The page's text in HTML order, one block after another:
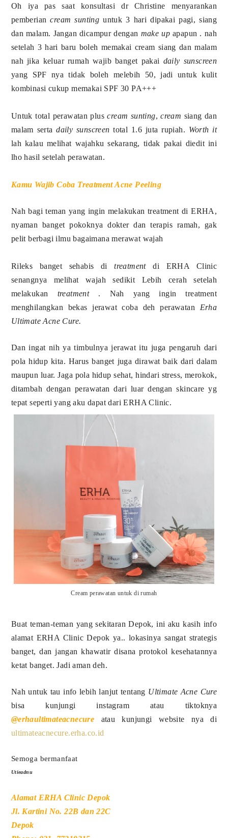
Oh iya pas saat konsultasi dr Christine menyarankan
pemberiancream sunting untuk 3 hari dipakai pagi, siang
dan malam. Jangan dicampur dengan make up apapun . nah
setelah 3 hari baru boleh memakai cream siang dan malam
nah jika keluar rumah wajib banget pakai daily sunscreen
yang SPF nya tidak boleh melebih 50, jadi untuk kulit
kombinasi cukup memakai SPF 30 PA+++
Untuk total perawatan pluscream sunting,cream siang dan
malam sertadaily sunscreen total 1.6 juta rupiah. Worth it
lah kalau melihat wajahku sekarang, tidak pakai diedit ini
lho hasil setelah perawatan.
Kamu Wajib Coba Treatment Acne Peeling
Nah bagi teman yang ingin melakukan treatment di ERHA,
nyaman banget pokoknya dokter dan terapis ramah, gak
pelit berbagi ilmu bagaimana merawat wajah
Rileks banget sehabis ditreatmentdi ERHA Clinic
senangnya melihat wajah sedikit Lebih cerah setelah
melakukan treatment. Nah yang ingin treatment
menghilangkan bekas jerawat coba deh perawatan Erha
Ultimate Acne Cure.
Dan ingat nih ya timbulnya jerawat itu juga pengaruh dari
pola hidup kita. Harus banget juga dirawat baik dari dalam
maupun luar. Jaga pola hidup sehat, hindari stress, merokok,
ditambah dengan perawatan dari luar dengan skincare yg
tepat seperti yang aku dapat dari ERHA Clinic.
Cream perawatan untuk di rumah
Buat teman-teman yang sekitaran Depok, ini aku kasih info
alamat ERHA Clinic Depok ya.. lokasinya sangat strategis
banget, dan jangan khawatir disana protokol kesehatannya
ketat banget. Jadi aman deh.
Nah untuk tau info lebih lanjut tentang Ultimate Acne Cure
bisa kunjungi instagram atau tiktoknya
@erhaultimateacnecure atau kunjungi website nya di
ultimateacnecure.erha.co.id
Semoga bermanfaat
Utieadnu
Alamat ERHA Clinic Depok
Jl. Kartini No. 22B dan 22C
Depok